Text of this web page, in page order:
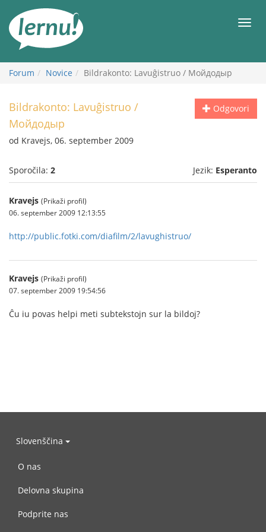
vsebini
Meni
Forum Novice Bildrakonto: Lavuĝistruo / Мойдодыр
Odgovori
Bildrakonto: Lavuĝistruo /
Мойдодыр
od Kravejs, 06. september 2009
Sporočila: 2 Jezik: Esperanto
Kravejs (Prikaži profil)
06. september 2009 12:13:55
http://public.fotki.com/diafilm/2/lavughistruo/
Kravejs (Prikaži profil)
07. september 2009 19:54:56
Ĉu iu povas helpi meti subtekstojn sur la bildoj?
Slovenščina
O nas
Delovna skupina
Podprite nas